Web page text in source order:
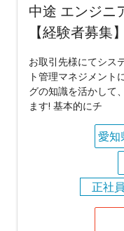
中途 エンジニ
【経験者募集】
お取引先様にてシス
ト管理マネジメント
グの知識を活かして
ます! 基本的にチ
愛知
正社員